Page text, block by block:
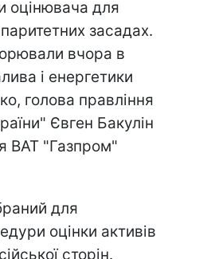
оцінювача для
засадах.
вчора в
і енергетики
голова правління
Євген Бакулін
ВАТ "Газпром"
для
оцінки активів
сторін.